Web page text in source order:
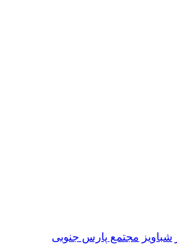
شباویز مجتمع پارس جنوبی